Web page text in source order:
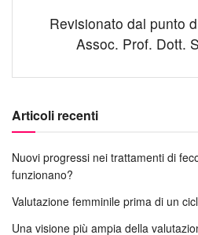
Revisionato dal punto
Assoc. Prof. Dott.
Articoli recenti
Nuovi progressi nei trattamenti di
funzionano?
Valutazione femminile prima di un
Una visione più ampia della